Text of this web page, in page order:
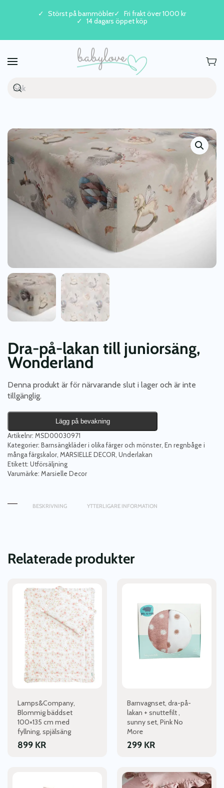
Skip to main content
Störst på barnmöbler
Fri frakt över 1000 kr
14 dagars öppet köp
Dra-på-lakan till juniorsäng,
Wonderland
Denna produkt är för närvarande slut i lager och är inte
tillgänglig.
Lägg på bevakning
Artikelnr: MSD00030971
Kategorier: Barnsängkläder i olika färger och mönster En regnbåge i
många färgskalor MARSIELLE DECOR Underlakan
Etikett: Utförsäljning
Varumärke: Marsielle Decor
BESKRIVNING YTTERLIGARE INFORMATION
Relaterade produkter
Lamps&Company,
Blommig bäddset
100×135 cm med
fyllning, spjälsäng
899 KR
Barnvagnset, dra-på-
lakan + snuttefilt ,
sunny set, Pink No
More
299 KR